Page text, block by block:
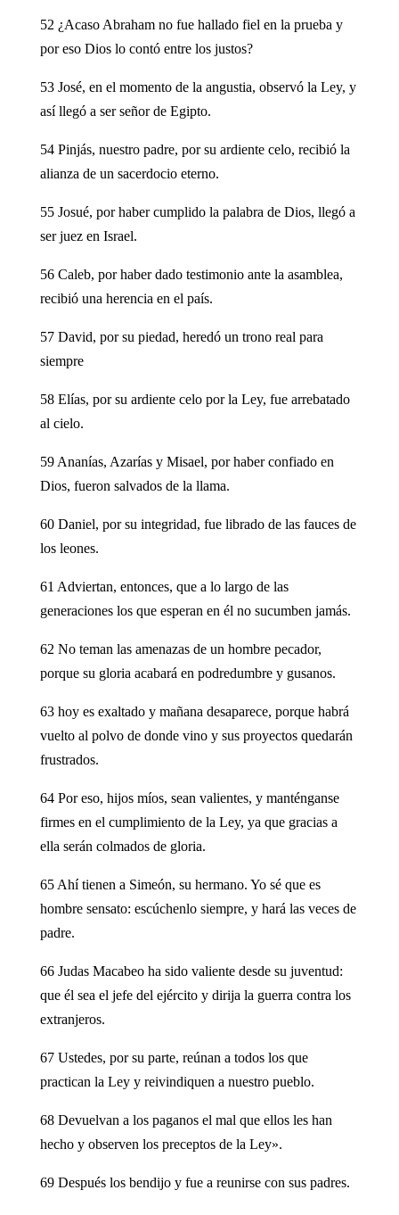
52 ¿Acaso Abraham no fue hallado fiel en la prueba y
por eso Dios lo contó entre los justos?
53 José, en el momento de la angustia, observó la Ley, y
así llegó a ser señor de Egipto.
54 Pinjás, nuestro padre, por su ardiente celo, recibió la
alianza de un sacerdocio eterno.
55 Josué, por haber cumplido la palabra de Dios, llegó a
ser juez en Israel.
56 Caleb, por haber dado testimonio ante la asamblea,
recibió una herencia en el país.
57 David, por su piedad, heredó un trono real para
siempre
58 Elías, por su ardiente celo por la Ley, fue arrebatado
al cielo.
59 Ananías, Azarías y Misael, por haber confiado en
Dios, fueron salvados de la llama.
60 Daniel, por su integridad, fue librado de las fauces de
los leones.
61 Adviertan, entonces, que a lo largo de las
generaciones los que esperan en él no sucumben jamás.
62 No teman las amenazas de un hombre pecador,
porque su gloria acabará en podredumbre y gusanos.
63 hoy es exaltado y mañana desaparece, porque habrá
vuelto al polvo de donde vino y sus proyectos quedarán
frustrados.
64 Por eso, hijos míos, sean valientes, y manténganse
firmes en el cumplimiento de la Ley, ya que gracias a
ella serán colmados de gloria.
65 Ahí tienen a Simeón, su hermano. Yo sé que es
hombre sensato: escúchenlo siempre, y hará las veces de
padre.
66 Judas Macabeo ha sido valiente desde su juventud:
que él sea el jefe del ejército y dirija la guerra contra los
extranjeros.
67 Ustedes, por su parte, reúnan a todos los que
practican la Ley y reivindiquen a nuestro pueblo.
68 Devuelvan a los paganos el mal que ellos les han
hecho y observen los preceptos de la Ley».
69 Después los bendijo y fue a reunirse con sus padres.